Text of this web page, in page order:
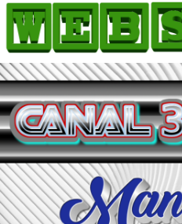
HOME
COMO ANUNCIAR
JORNAIS DO BRASIL
PODCAST/NOTÍCIAS
AS NOTÍCIAS DO DIA
ACONTECEU...VIROU MANCHETE!